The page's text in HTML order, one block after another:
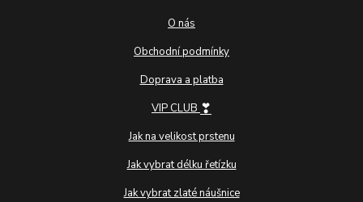
O nás
Obchodní podmínky
Doprava a platba
VIP CLUB ❣
Jak na velikost prstenu
Jak vybrat délku řetízku
Jak vybrat zlaté náušnice